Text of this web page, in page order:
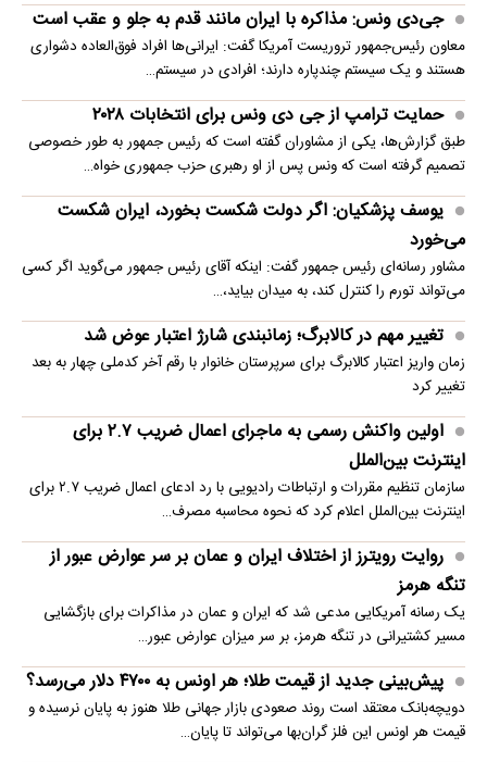
جی‌دی ونس: مذاکره با ایران مانند قدم به جلو و عقب است
معاون رئیس‌جمهور تروریست آمریکا گفت: ایرانی‌ها افراد فوق‌العاده دشواری
هستند و یک سیستم چندپاره دارند؛ افرادی در سیستم…
حمایت ترامپ از جی دی ونس برای انتخابات ۲۰۲۸
طبق گزارش‌ها، یکی از مشاوران گفته است که رئیس جمهور به طور خصوصی
تصمیم گرفته است که ونس پس از او رهبری حزب جمهوری خواه…
یوسف پزشکیان: اگر دولت شکست بخورد، ایران شکست
می‌خورد
مشاور رسانه‌ای رئیس جمهور گفت: اینکه آقای رئیس جمهور می‌گوید اگر کسی
می‌تواند تورم را کنترل کند، به میدان بیاید،…
تغییر مهم در کالابرگ؛ زمانبندی‌ شارژ اعتبار عوض شد
زمان واریز اعتبار کالابرگ برای سرپرستان خانوار با رقم آخر کدملی چهار به بعد
تغییر کرد
اولین واکنش رسمی به ماجرای اعمال ضریب ۲.۷ برای
اینترنت بین‌الملل
سازمان تنظیم مقررات و ارتباطات رادیویی با رد ادعای اعمال ضریب ۲.۷ برای
اینترنت بین‌الملل اعلام کرد که نحوه محاسبه مصرف…
روایت رویترز از اختلاف ایران و عمان بر سر عوارض عبور از
تنگه هرمز
یک رسانه آمریکایی مدعی شد که ایران و عمان در مذاکرات برای بازگشایی
مسیر کشتیرانی در تنگه هرمز، بر سر میزان عوارض عبور…
پیش‌بینی جدید از قیمت طلا؛ هر اونس به ۴۷۰۰ دلار می‌رسد؟
دویچه‌بانک معتقد است روند صعودی بازار جهانی طلا هنوز به پایان نرسیده و
قیمت هر اونس این فلز گران‌بها می‌تواند تا پایان…